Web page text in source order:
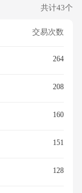
共计43个
交易次数
264
208
160
151
128